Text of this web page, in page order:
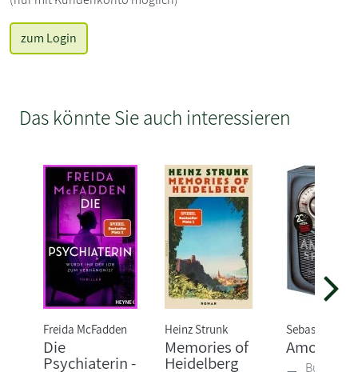
zum Login
Das könnte Sie auch interessieren
Freida McFadden
Die
Psychiaterin -
Heinz Strunk
Memories of
Heidelberg
Sebastian
Amokspiel
Buch